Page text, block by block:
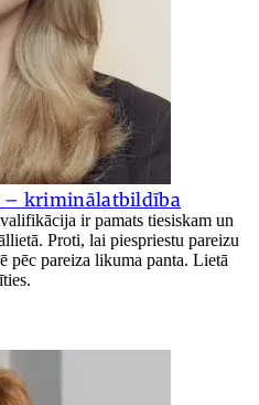
– kriminālatbildība
ir pamats tiesiskam un
Proti, lai piespriestu pareizu
pēc pareiza likuma panta. Lietā